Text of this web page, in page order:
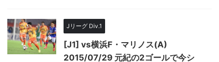
Jリーグ Div.1
[J1] vs横浜F・マリノス(A)
2015/07/29 元紀の2ゴールで今シ